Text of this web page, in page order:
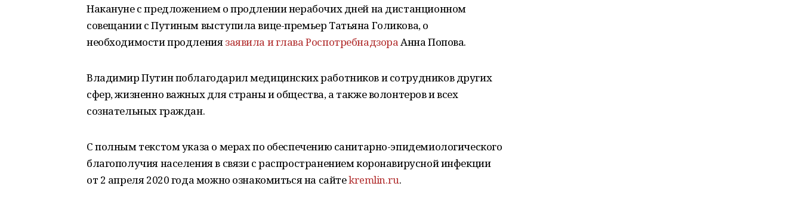
Накануне с предложением о продлении нерабочих дней на дистанционном
совещании с Путиным выступила вице-премьер Татьяна Голикова, о
необходимости продлениязаявила и глава РоспотребнадзораАнна Попова.
Владимир Путин поблагодарил медицинских работников и сотрудников других
сфер, жизненно важных для страны и общества, а также волонтеров и всех
сознательных граждан.
С полным текстом указа о мерах по обеспечению санитарно-эпидемиологического
благополучия населения в связи с распространением коронавирусной инфекции
от 2 апреля 2020 года можно ознакомиться на сайтеkremlin.ru.